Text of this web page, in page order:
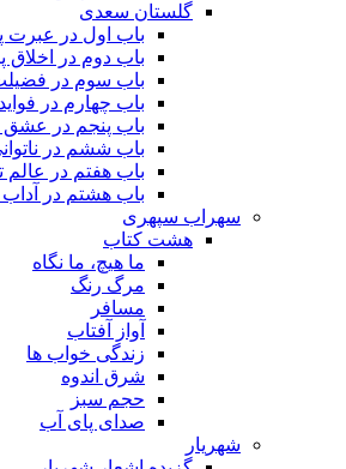
گلستان سعدی
باب اول در عبرت
باب دوم در اخلاق پارسایان
باب سوم در فضیلت
باب چهارم در فواید
باب پنجم در عشق و جوانى
باب ششم در ناتوانى و
باب هفتم در عالم تربیت
باب هشتم در آداب
سهراب سپهری
هشت کتاب
ما هیچ، ما نگاه
مرگ رنگ
مسافر
آواز آفتاب
زندگی خواب ها
شرق اندوه
حجم سبز
صدای پای آب
شهریار